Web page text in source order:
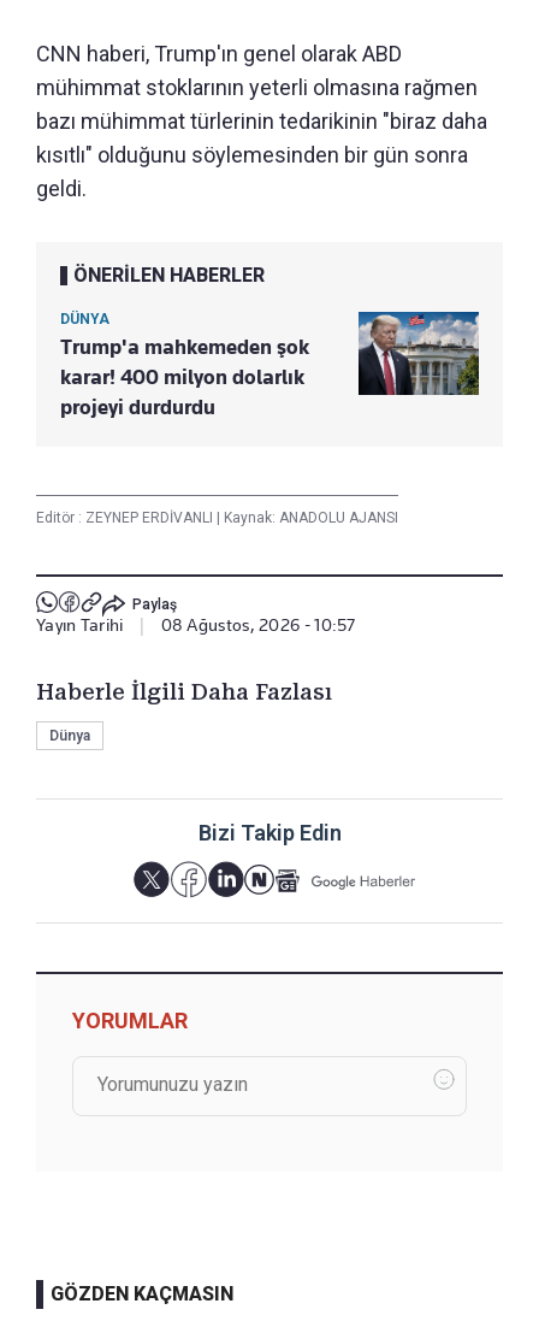
CNN haberi, Trump'ın genel olarak ABD
mühimmat stoklarının yeterli olmasına rağmen
bazı mühimmat türlerinin tedarikinin "biraz daha
kısıtlı" olduğunu söylemesinden bir gün sonra
geldi.
ÖNERİLEN HABERLER
DÜNYA
Trump'a mahkemeden şok
karar! 400 milyon dolarlık
projeyi durdurdu
Editör : ZEYNEP ERDİVANLI Kaynak: ANADOLU AJANSI
Paylaş
Yayın Tarihi 08 Ağustos, 2026 - 10:57
Haberle İlgili Daha Fazlası
Dünya
Bizi Takip Edin
YORUMLAR
GÖZDEN KAÇMASIN